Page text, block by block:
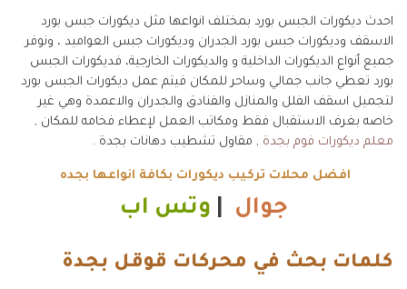
احدث ديكورات الجبس بورد بمختلف انواعها مثل ديكورات جبس بورد
الاسقف وديكورات جبس بورد الجدران وديكورات جبس العواميد ، ونوفر
جميع أنواع الديكورات الداخلية و والديكورات الخارجية، فديكورات الجبس
بورد تعطي جانب جمالي وساحر للمكان فيتم عمل ديكورات الجبس بورد
لتجميل اسقف الفلل والمنازل والفنادق والجدران والاعمدة وهي غير
خاصه بغرف الاستقبال فقط ومكاتب العمل لإعطاء فخامه للمكان ,
معلم ديكورات فوم بجدة , مقاول تشطيب دهانات بجدة .
افضل محلات تركيب ديكورات بكافة انواعها بجده
جوال وتس اب
كلمات بحث في محركات قوقل بجدة